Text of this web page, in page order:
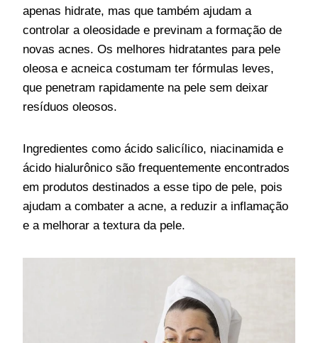
apenas hidrate, mas que também ajudam a
controlar a oleosidade e previnam a formação de
novas acnes. Os melhores hidratantes para pele
oleosa e acneica costumam ter fórmulas leves,
que penetram rapidamente na pele sem deixar
resíduos oleosos.
Ingredientes como ácido salicílico, niacinamida e
ácido hialurônico são frequentemente encontrados
em produtos destinados a esse tipo de pele, pois
ajudam a combater a acne, a reduzir a inflamação
e a melhorar a textura da pele.